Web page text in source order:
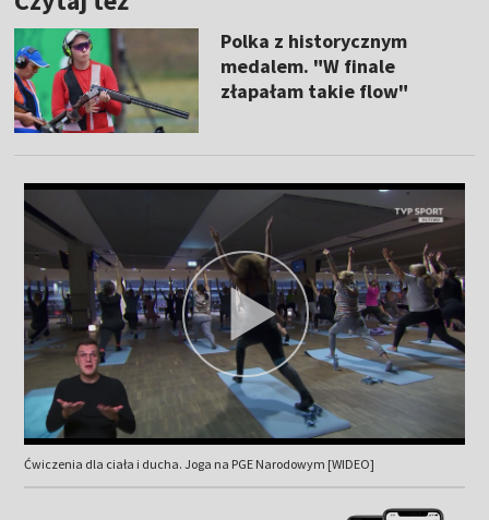
Polka z historycznym
medalem. "W finale
złapałam takie flow"
Ćwiczenia dla ciała i ducha. Joga na PGE Narodowym [WIDEO]